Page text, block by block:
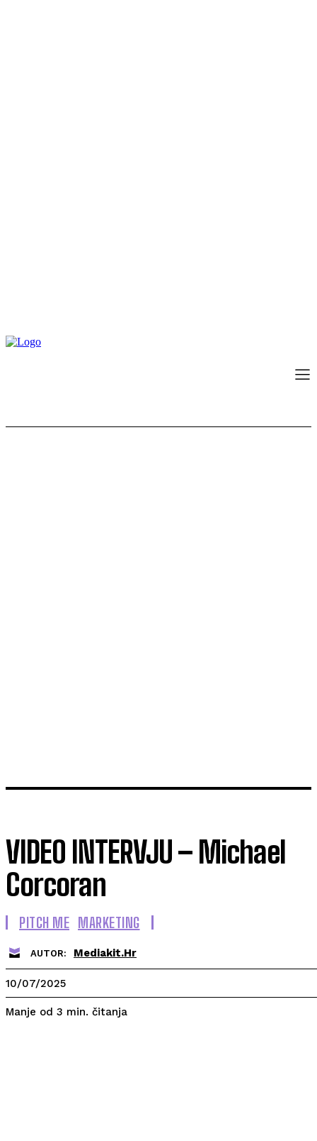
VIDEO INTERVJU – Michael
Corcoran
PITCH ME MARKETING
AUTOR: Mediakit.hr
10/07/2025
Manje od 3 min. čitanja